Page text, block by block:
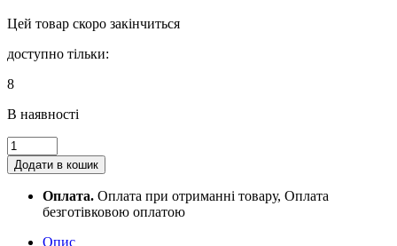
Цей товар скоро закінчиться
доступно тільки:
8
В наявності
Закладки-
скріпки
з
дерев'яним
декором
Однороги
Додати в кошик
Оплата. Оплата при отриманні товару, Оплата
безготівковою оплатою
Опис